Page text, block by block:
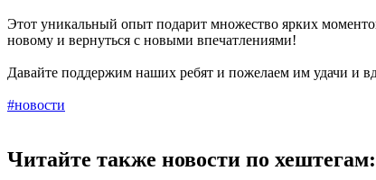
Этот уникальный опыт подарит множество ярких
новому и вернуться с новыми впечатлениями!
Давайте поддержим наших ребят и пожелаем им удачи и
#новости
Читайте также новости по хештегам: